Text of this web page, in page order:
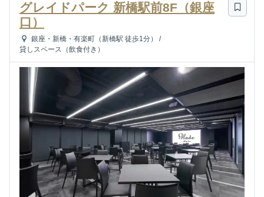
グレイドパーク 新橋駅前8F（銀座
口）
銀座・新橋・有楽町（新橋駅 徒歩1分）
/
貸しスペース（飲食付き）